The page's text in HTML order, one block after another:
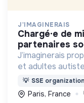
J'IMAGINERAIS
chargé·e de mission, des familles et des
partenaires
J’imaginerais
et adultes
à des activités
à Paris.
💡 SSE organization
Paris, France